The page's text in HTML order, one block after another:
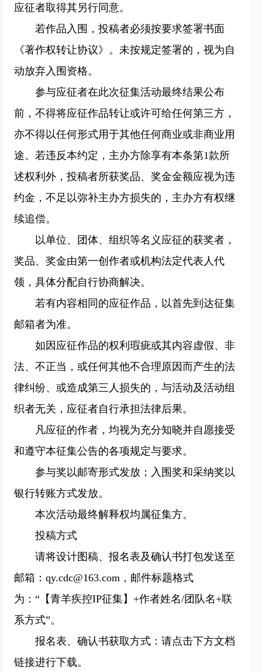
应征者取得其另行同意。
若作品入围，投稿者必须按要求签署书面
《著作权转让协议》。未按规定签署的，视为自
动放弃入围资格。
参与应征者在此次征集活动最终结果公布
前，不得将应征作品转让或许可给任何第三方，
亦不得以任何形式用于其他任何商业或非商业用
途。若违反本约定，主办方除享有本条第1款所
述权利外，投稿者所获奖品、奖金金额应视为违
约金，不足以弥补主办方损失的，主办方有权继
续追偿。
以单位、团体、组织等名义应征的获奖者，
奖品、奖金由第一创作者或机构法定代表人代
领，具体分配自行协商解决。
若有内容相同的应征作品，以首先到达征集
邮箱者为准。
如因应征作品的权利瑕疵或其内容虚假、非
法、不正当，或任何其他不合理原因而产生的法
律纠纷、或造成第三人损失的，与活动及活动组
织者无关，应征者自行承担法律后果。
凡应征的作者，均视为充分知晓并自愿接受
和遵守本征集公告的各项规定与要求。
参与奖以邮寄形式发放；入围奖和采纳奖以
银行转账方式发放。
本次活动最终解释权均属征集方。
投稿方式
请将设计图稿、报名表及确认书打包发送至
邮箱：qy.cdc@163.com，邮件标题格式
为：“【青羊疾控IP征集】+作者姓名/团队名+联
系方式”。
报名表、确认书获取方式：请点击下方文档
链接进行下载。